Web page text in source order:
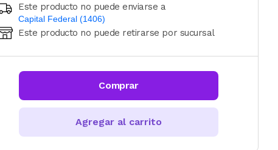
Este producto no puede enviarse a
Capital Federal (1406)
Ingresá código postal (sólo números)
CALCULAR
Este producto no puede retirarse por sucursal
Comprar
Agregar al carrito